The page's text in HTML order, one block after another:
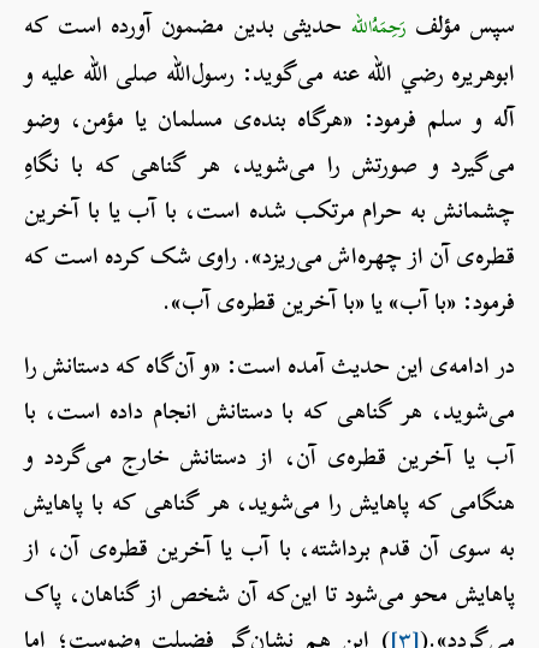
سپس مؤلف رَحِمَهُ‌الله حدیثی بدین مضمون آورده است که
ابوهریره رضي الله عنه می‌گوید: رسول‌الله صلی الله علیه و
آله و سلم فرمود: «هرگاه بنده‌ی مسلمان یا مؤمن، وضو
می‌گیرد و صورتش را می‌شوید، هر گناهی که با نگاهِ
چشمانش به حرام مرتکب شده است، با آب یا با آخرین
قطره‌ی آن از چهره‌اش می‌ریزد». راوی شک کرده است که
فرمود: «با آب» یا «با آخرین قطره‌ی آب».
در ادامه‌ی این حدیث آمده است: «و آن‌گاه که دستانش را
می‌شوید، هر گناهی که با دستانش انجام داده است، با
آب یا آخرین قطره‌ی آن، از دستانش خارج می‌گردد و
هنگامی که پاهایش را می‌شوید، هر گناهی که با پاهایش
به سوی آن قدم برداشته، با آب یا آخرین قطره‌‌ی آن، از
پاهایش محو می‌شود تا این‌که آن شخص از گناهان، پاک
می‌گردد».([۳] ) این هم نشان‌گر فضیلت وضوست؛ اما